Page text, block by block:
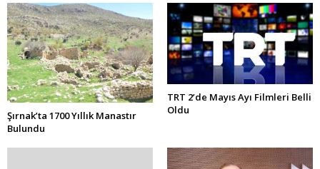
Şırnak’ta 1700 Yıllık Manastır
Bulundu
TRT 2’de Mayıs Ayı Filmleri Belli
Oldu